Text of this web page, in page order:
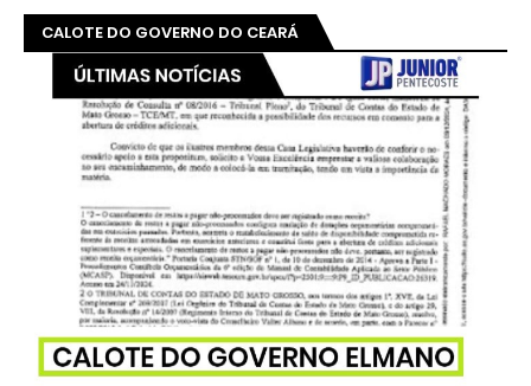
CALOTE DO GOVERNO DO CEARÁ